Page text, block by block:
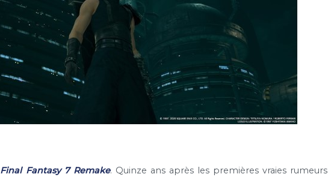
Final Fantasy 7 Remake. Quinze ans après les premières vraies rumeurs